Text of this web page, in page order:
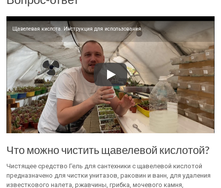
Щавелевая кислота. Инструкция для использования
Что можно чистить щавелевой кислотой?
Чистящее средство Гель для сантехники с щавелевой кислотой
предназначено для чистки унитазов, раковин и ванн, для удаления
известкового налета, ржавчины, грибка, мочевого камня,